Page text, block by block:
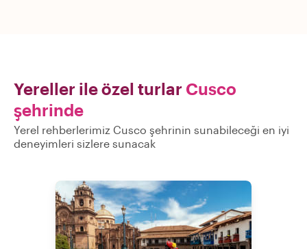
Yereller ile özel turlar Cusco
şehrinde
Yerel rehberlerimiz Cusco şehrinin sunabileceği en iyi
deneyimleri sizlere sunacak